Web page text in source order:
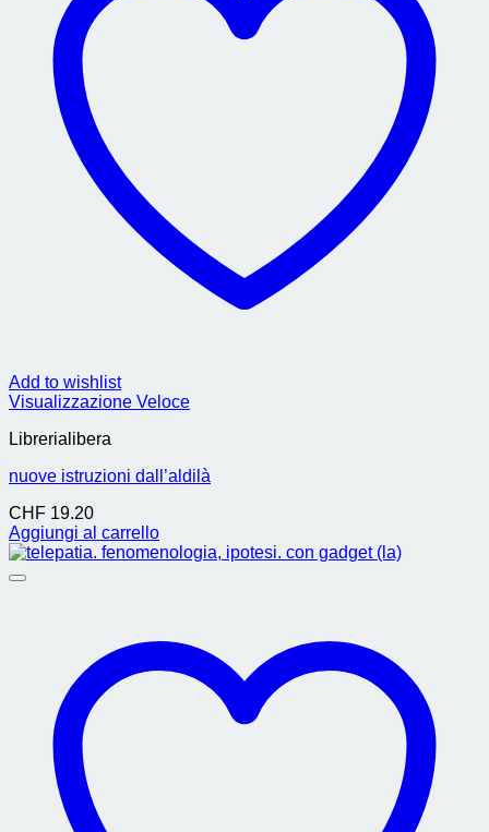
Add to wishlist
Visualizzazione Veloce
Librerialibera
nuove istruzioni dall’aldilà
CHF 19.20
Aggiungi al carrello